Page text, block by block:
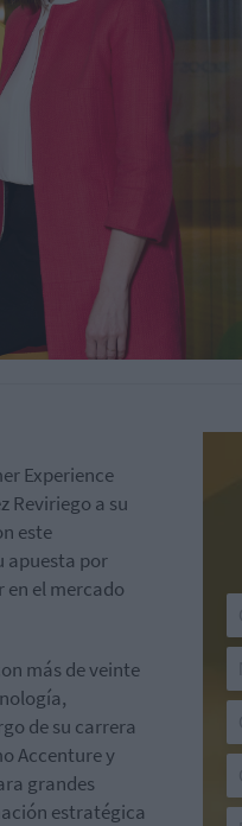
Experience
Reviriego a su
este
apuesta por
el mercado
más de veinte
de su carrera
Accenture y
grandes
estratégica